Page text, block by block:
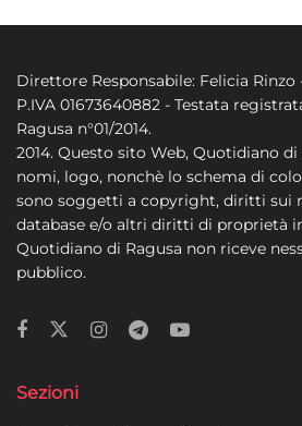
Direttore Responsabile: Felicia Rinzo
P.IVA 01673640882 - Testata
Ragusa n°01/2014.
2014. Questo sito Web, Quotidiano
nomi, logo, nonchè lo schema di
sono soggetti a copyright, diritti sui
database e/o altri diritti di proprietà
Quotidiano di Ragusa non riceve
pubblico.
Sezioni